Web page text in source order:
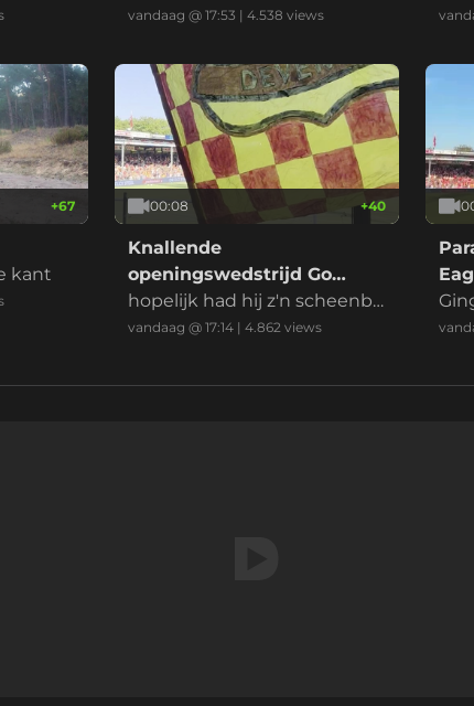
men oplosten met de hand
vandaag @ 17:53 | 4.538 views
+67
kant
00:08 +40
Knallende
openingswedstrijd Go
Ahead Eagles
hopelijk had hij z'n scheenbe
schermers aan
vandaag @ 17:14| 4.862views
lan